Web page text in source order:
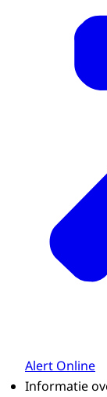
Alert Online
Informatie